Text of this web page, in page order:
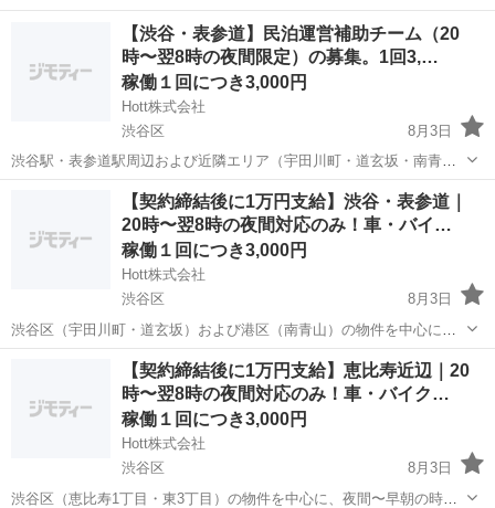
ョン工事まで幅広く手掛ける総合建設企業です。 住宅・店舗・ビルな
ど多様な現場に対応し、解体から施工、廃棄物処理まで一貫して行っ
ています。 20代～40代の...
渋谷駅 その他
【渋谷・表参道】民泊運営補助チーム（20
時〜翌8時の夜間限定）の募集。1回3,…
稼働１回につき3,000円
Hott株式会社
渋谷区
8月3日
渋谷駅・表参道駅周辺および近隣エリア（宇田川町・道玄坂・南青
山）を拠点とする、宿泊施設の夜間運営サポート（駆けつけ対応）を
お願いできる協力メンバーを募集します。 活動時間は20:00〜翌8:00の
み。固定された待機時間...
その他 夜間
【契約締結後に1万円支給】渋谷・表参道｜
20時〜翌8時の夜間対応のみ！車・バイ…
稼働１回につき3,000円
Hott株式会社
渋谷区
8月3日
渋谷区（宇田川町・道玄坂）および港区（南青山）の物件を中心に、
夜間〜早朝の時間帯における緊急時の現地対応をお手伝いいただける
「民泊駆けつけパートナー」を募集します。 宿泊施設（民泊）の規定
に基づき、夜間のゲストの困りごとや...
その他 夜間
【契約締結後に1万円支給】恵比寿近辺｜20
時〜翌8時の夜間対応のみ！車・バイク…
稼働１回につき3,000円
Hott株式会社
渋谷区
8月3日
渋谷区（恵比寿1丁目・東3丁目）の物件を中心に、夜間〜早朝の時間